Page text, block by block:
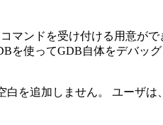
マンドを受け付ける用意が
を使ってGDB自体をデバ
を追加しません。 ユーザ